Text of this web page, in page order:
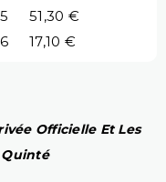
51,30 €
17,10 €
Officielle Et Les
Quinté